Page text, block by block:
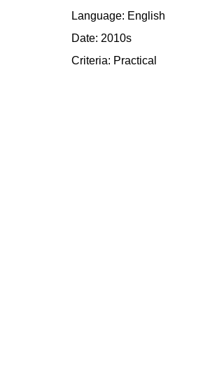
Language: English
Date: 2010s
Criteria: Practical